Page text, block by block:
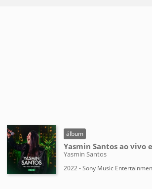
álbum
Yasmin Santos ao vivo
Yasmin Santos
2022 - Sony Music